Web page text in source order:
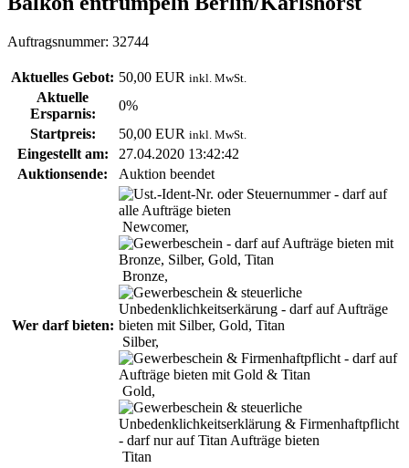
Auftragsnummer: 32744
Aktuelles Gebot: 50,00 EUR inkl. MwSt.
Aktuelle
Ersparnis:
0%
Startpreis:
50,00 EUR inkl. MwSt.
Eingestellt am:
27.04.2020 13:42:42
Auktionsende:
Auktion beendet
Wer darf bieten:
Newcomer,
Bronze,
Silber,
Gold,
Titan